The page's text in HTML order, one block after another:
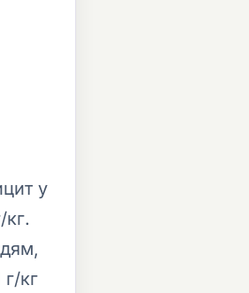
у
кг